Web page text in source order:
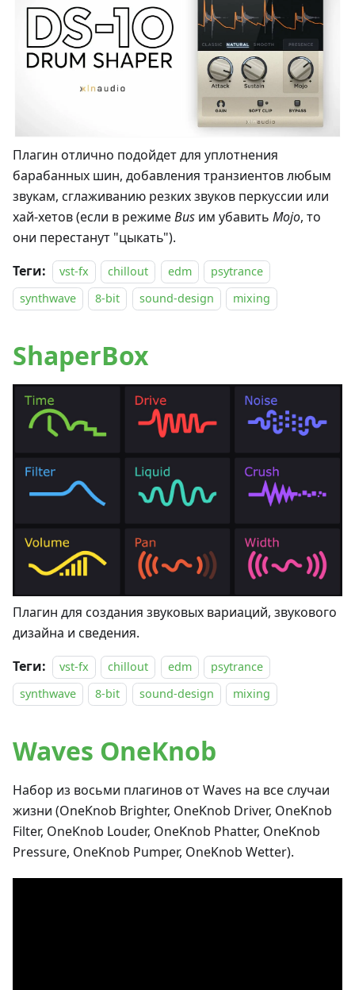
Плагин отлично подойдет для уплотнения
барабанных шин, добавления транзиентов любым
звукам, сглаживанию резких звуков перкуссии или
хай-хетов (если в режимеBus им убавить Mojo, то
они перестанут "цыкать").
Теги:
vst-fx chillout edm
psytrance
synthwave
8-bit sound-design mixing
ShaperBox
Плагин для создания звуковых вариаций, звукового
дизайна и сведения.
Теги:
vst-fx chillout edm
psytrance
synthwave
8-bit sound-design mixing
Waves OneKnob
Набор из восьми плагинов от Waves на все случаи
жизни (OneKnob Brighter, OneKnob Driver, OneKnob
Filter, OneKnob Louder, OneKnob Phatter, OneKnob
Pressure, OneKnob Pumper, OneKnob Wetter).